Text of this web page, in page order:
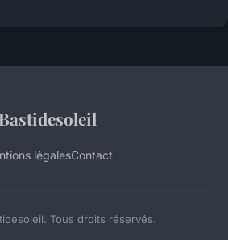
Bastidesoleil
légalesContact
Tous droits réservés.